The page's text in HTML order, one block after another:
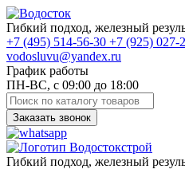
Гибкий подход, железный
+7 (495) 514-56-30 +7 (925) 027-
vodosluvu@yandex.ru
График работы
ПН-ВС, с 09:00 до 18:00
Заказать звонок
Гибкий подход, железный